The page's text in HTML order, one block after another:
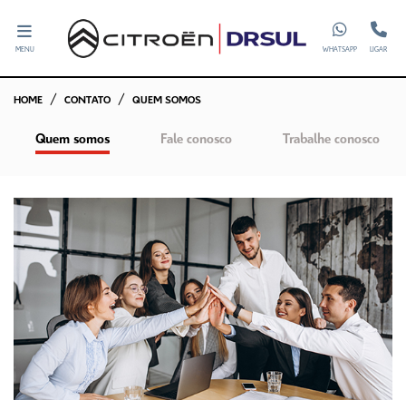
MENU WHATSAPP LIGAR
HOME CONTATO QUEM SOMOS
Quem somos Fale conosco Trabalhe conosco